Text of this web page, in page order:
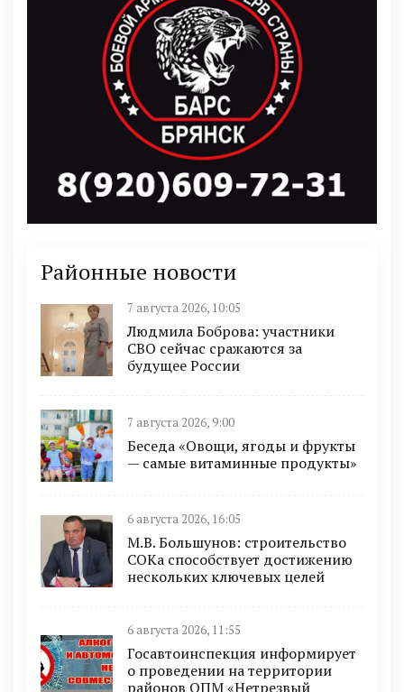
Районные новости
7 августа 2026, 10:05
Людмила Боброва: участники
СВО сейчас сражаются за
будущее России
7 августа 2026, 9:00
Беседа «Овощи, ягоды и фрукты
— самые витаминные продукты»
6 августа 2026, 16:05
М.В. Большунов: строительство
СОКа способствует достижению
нескольких ключевых целей
6 августа 2026, 11:55
Госавтоинспекция информирует
о проведении на территории
районов ОПМ «Нетрезвый